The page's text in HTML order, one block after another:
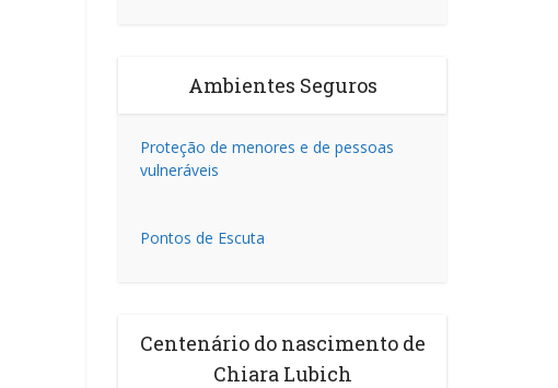
Ambientes Seguros
Proteção de menores e de pessoas
vulneráveis
Pontos de Escuta
Centenário do nascimento de
Chiara Lubich